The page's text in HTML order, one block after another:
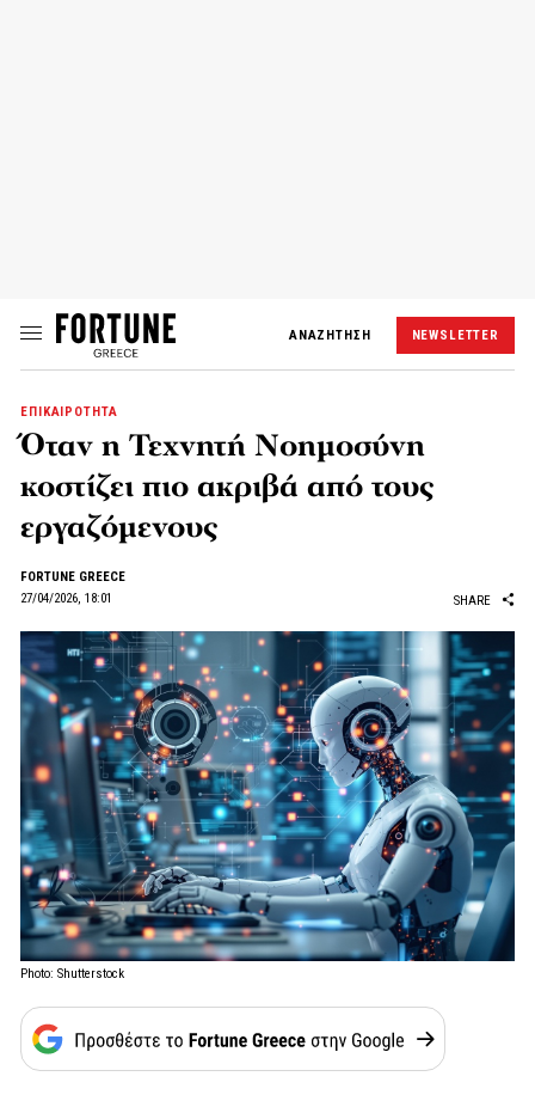
ΑΝΑΖΗΤΗΣΗ NEWSLETTER
ΕΠΙΚΑΙΡΟΤΗΤΑ
Όταν η Τεχνητή Νοημοσύνη
κοστίζει πιο ακριβά από τους
εργαζόμενους
FORTUNE GREECE
27/04/2026, 18:01
SHARE
Photo: Shutterstock